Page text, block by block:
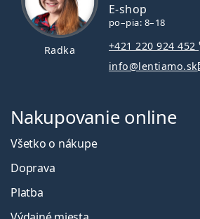
Radka
E-shop
po–pia: 8–18
+421 220 924 452
info@lentiamo.sk
Nakupovanie online
Všetko o nákupe
Doprava
Platba